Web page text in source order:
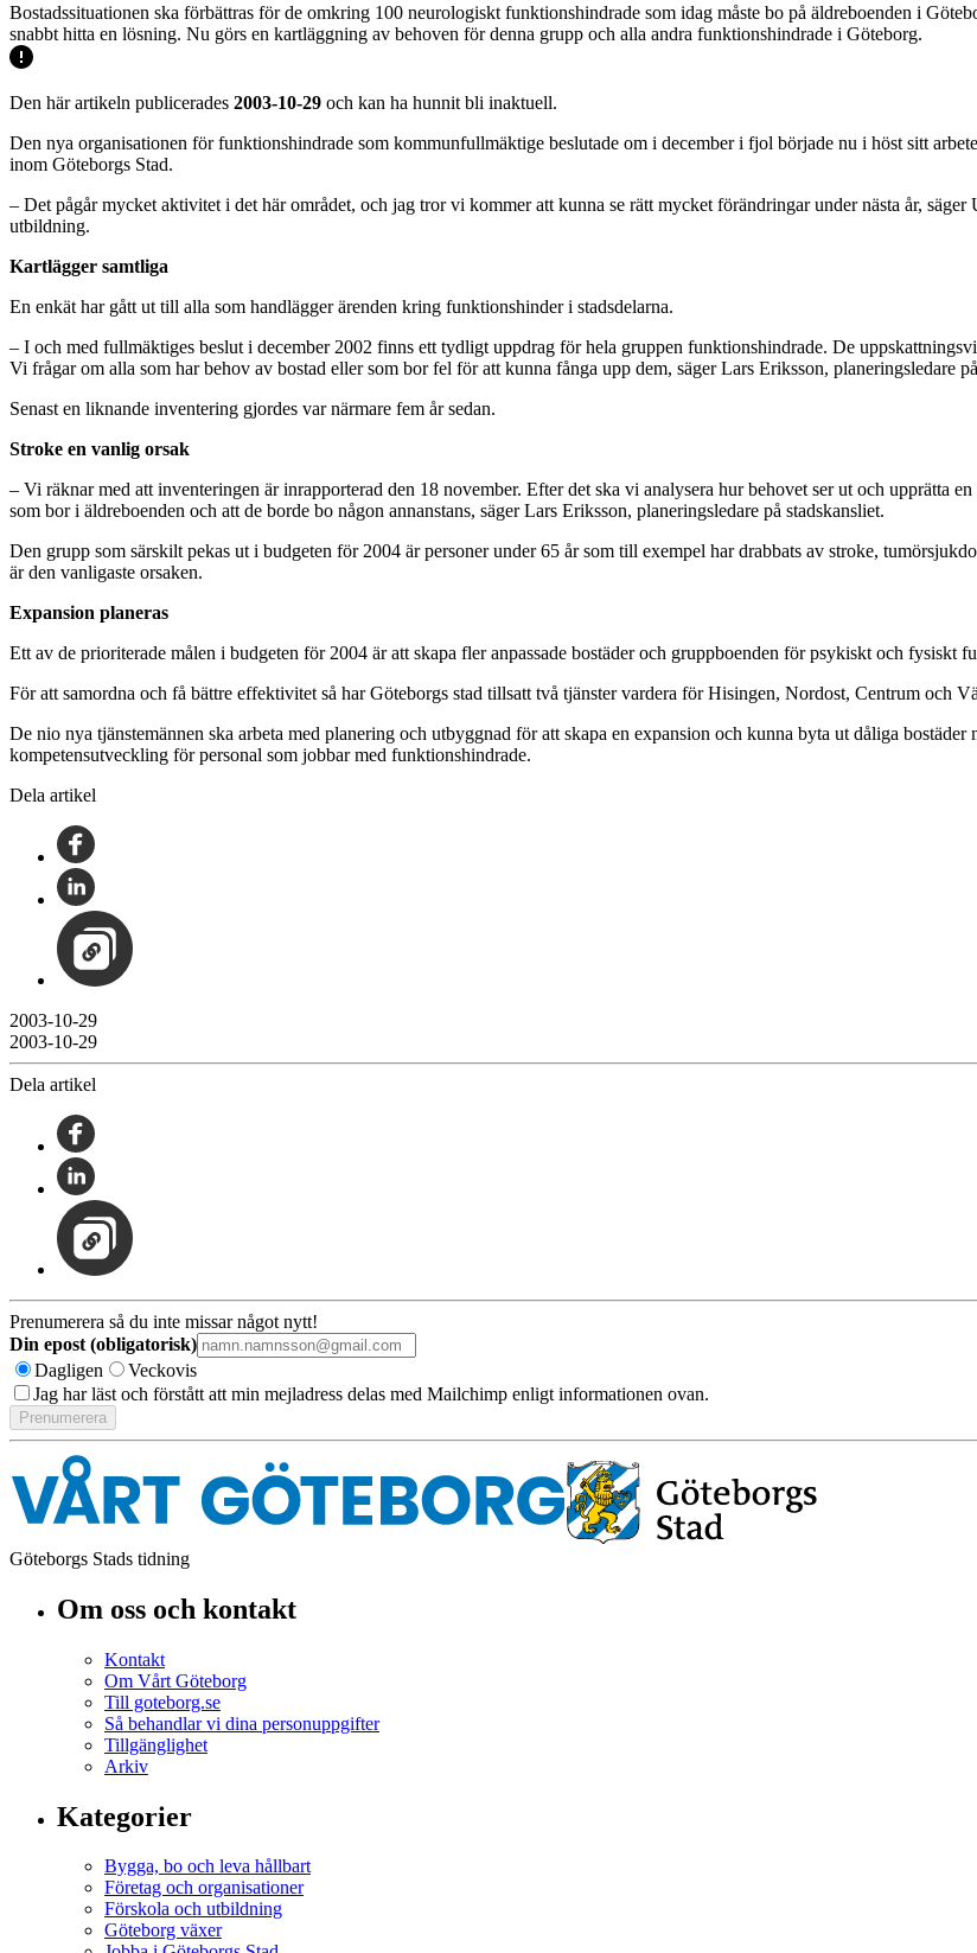
Bostadssituationen ska förbättras för de omkring 100 neurologiskt funktionshindrade som idag måste bo på äldreboenden i
snabbt hitta en lösning. Nu görs en kartläggning av behoven för denna grupp och alla andra funktionshindrade i Göteborg.
Den här artikeln publicerades 2003-10-29 och kan ha hunnit bli inaktuell.
Den nya organisationen för funktionshindrade som kommunfullmäktige beslutade om i december i fjol började nu i höst sitt
inom Göteborgs Stad.
– Det pågår mycket aktivitet i det här området, och jag tror vi kommer att kunna se rätt mycket förändringar under nästa år,
utbildning.
Kartlägger samtliga
En enkät har gått ut till alla som handlägger ärenden kring funktionshinder i stadsdelarna.
– I och med fullmäktiges beslut i december 2002 finns ett tydligt uppdrag för hela gruppen funktionshindrade. De
Vi frågar om alla som har behov av bostad eller som bor fel för att kunna fånga upp dem, säger Lars Eriksson, planeringsledare
Senast en liknande inventering gjordes var närmare fem år sedan.
Stroke en vanlig orsak
– Vi räknar med att inventeringen är inrapporterad den 18 november. Efter det ska vi analysera hur behovet ser ut och upprätta
som bor i äldreboenden och att de borde bo någon annanstans, säger Lars Eriksson, planeringsledare på stadskansliet.
Den grupp som särskilt pekas ut i budgeten för 2004 är personer under 65 år som till exempel har drabbats av stroke,
är den vanligaste orsaken.
Expansion planeras
Ett av de prioriterade målen i budgeten för 2004 är att skapa fler anpassade bostäder och gruppboenden för psykiskt och fysiskt
För att samordna och få bättre effektivitet så har Göteborgs stad tillsatt två tjänster vardera för Hisingen, Nordost, Centrum och
De nio nya tjänstemännen ska arbeta med planering och utbyggnad för att skapa en expansion och kunna byta ut dåliga
kompetensutveckling för personal som jobbar med funktionshindrade.
Dela artikel
2003-10-29
2003-10-29
Dela artikel
Prenumerera så du inte missar något nytt!
Din epost (obligatorisk)
Dagligen
Veckovis
Jag har läst och förstått att min mejladress delas med Mailchimp enligt informationen ovan.
Göteborgs Stads tidning
Om oss och kontakt
Kontakt
Om Vårt Göteborg
Till goteborg.se
Så behandlar vi dina personuppgifter
Tillgänglighet
Arkiv
Kategorier
Bygga, bo och leva hållbart
Företag och organisationer
Förskola och utbildning
Göteborg växer